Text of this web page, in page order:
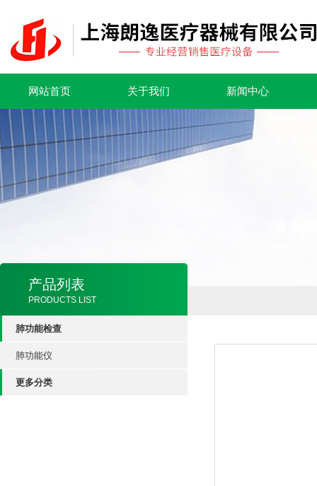
网站首页 关于我们 新闻中心
产品列表
PRODUCTS LIST
肺功能检查
肺功能仪
更多分类